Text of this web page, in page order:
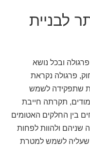
לבניית
פרגולה ובכל נושא
פרגולה נקראת
שתפקידה לשמש
תקרתה חייבת
בין החלקים האטומים
שניהם ולהוות לפחות
שעליה לשמש למטרת